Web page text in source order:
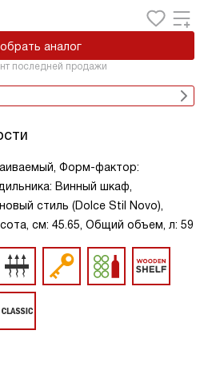
аналог
последней продажи
Форм-фактор:
Винный шкаф,
стиль (Dolce Stil Novo),
см: 45.65, Общий объем, л: 59